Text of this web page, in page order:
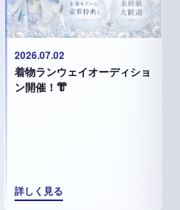
2026.07.02
着物ランウェイオーディショ
ン開催！👘
詳しく見る